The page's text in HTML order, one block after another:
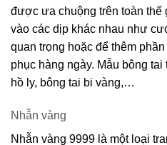
được ưa chuộng trên toàn
vào các dịp khác nhau như
quan trọng hoặc để thêm
phục hàng ngày. Mẫu bông
hồ ly, bông tai bi vàng,…
Nhẫn vàng
Nhẫn vàng 9999 là một loại